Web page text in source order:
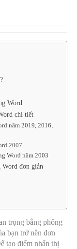
Word
chi tiết
năm 2019, 2016,
2007
Word năm 2003
Word đơn giản
trọng bằng phông
bạn trở nên đơn
tạo điểm nhấn thị